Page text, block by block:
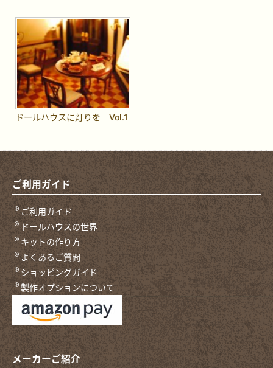
ドールハウスに灯りを Vol.1
ご利用ガイド
ご利用ガイド
ドールハウスの世界
キットの作り方
よくあるご質問
ショッピングガイド
製作オプションについて
メーカーご紹介